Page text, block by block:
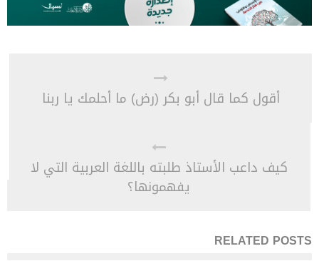
أقول كما قال أبو بكر (رض) ما أحلمك يا ربنا
كيف داعب الأستاذ طلبته باللغة العربية التي لا
يفهمونها؟
RELATED POSTS